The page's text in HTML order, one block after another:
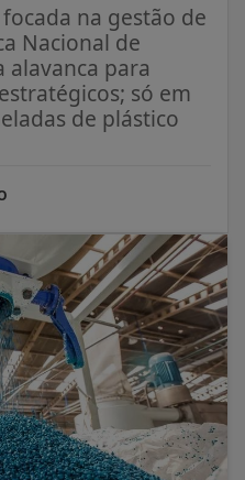
na gestão de
Nacional de
alavanca para
só em
de plástico